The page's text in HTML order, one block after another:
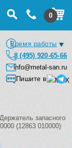
0
Время работы
8 (495) 920-65-66
info@metal-san.ru
Пишите в
запасного
(12863 010000)